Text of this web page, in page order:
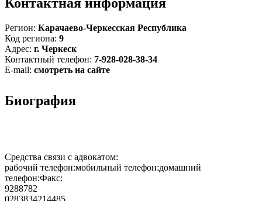
Регион: Карачаево-Черкесская Республика
Код региона: 9
Адрес: г. Черкеск
Контактный телефон: 7-928-028-38-34
E-mail: смотреть на сайте
Биография
Средства связи с адвокатом:
рабочий телефон:мобильный телефон:домашний
телефон:Факс:
9288782
0283834214485